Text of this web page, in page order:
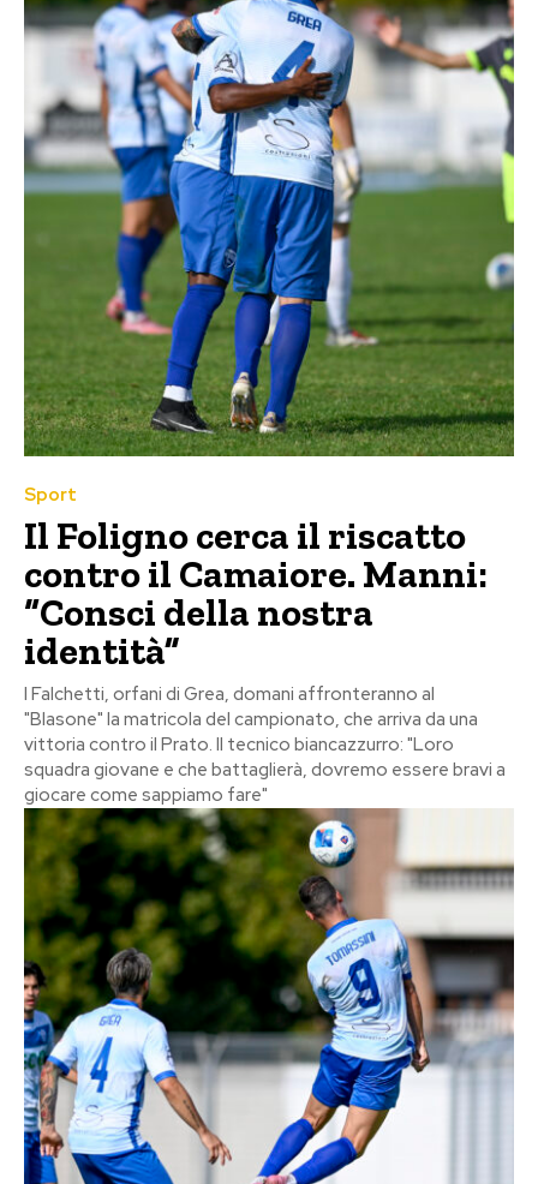
Sport
Il Foligno cerca il riscatto
contro il Camaiore. Manni:
“Consci della nostra
identità”
I Falchetti, orfani di Grea, domani affronteranno al
"Blasone" la matricola del campionato, che arriva da una
vittoria contro il Prato. Il tecnico biancazzurro: "Loro
squadra giovane e che battaglierà, dovremo essere bravi a
giocare come sappiamo fare"